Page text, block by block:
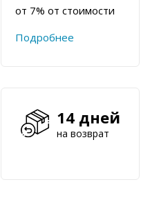
от 7% от стоимости
Подробнее
14 дней
на возврат